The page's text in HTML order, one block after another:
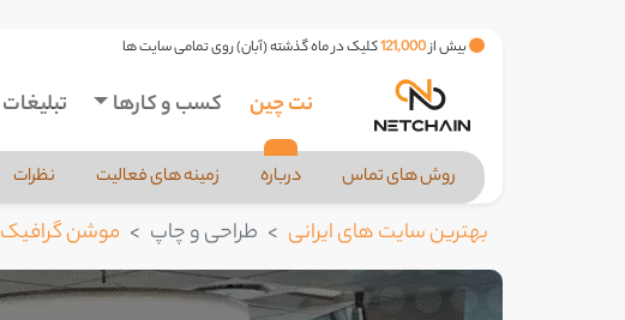
بیش از121,000کلیک در ماه گذشته (آبان) روی تمامی سایت ها
نت چین کسب و کارها تبلیغات
روش های تماس درباره زمینه های فعالیت نظرات
بهترین سایت های ایرانی طراحی و چاپ موشن گرافیک